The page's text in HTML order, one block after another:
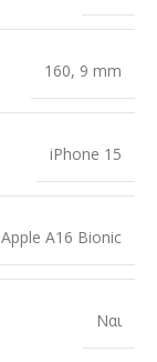
160, 9 mm
iPhone 15
Apple A16 Bionic
Ναι